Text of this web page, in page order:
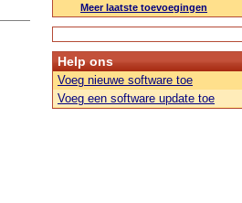
Meer laatste toevoegingen
Help ons
Voeg nieuwe software toe
Voeg een software update toe